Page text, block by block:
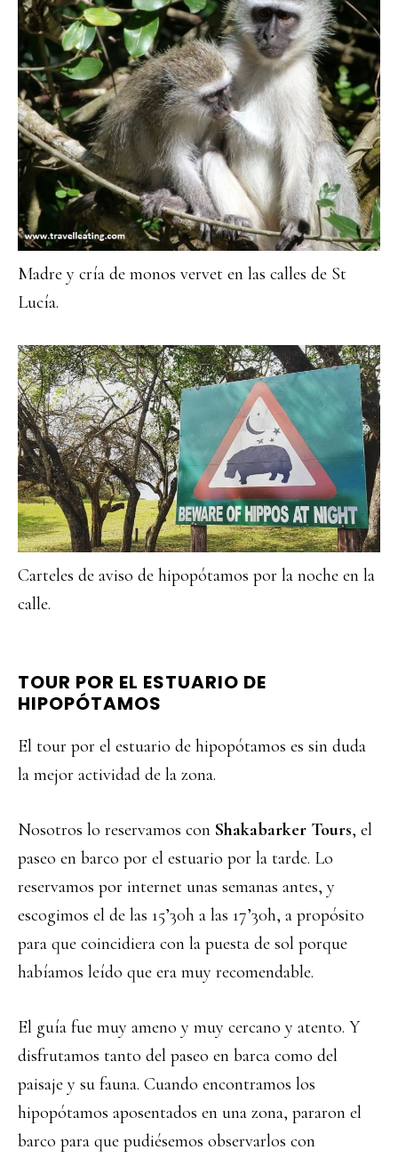
Madre y cría de monos vervet en las calles de St
Lucía.
Carteles de aviso de hipopótamos por la noche en la
calle.
TOUR POR EL ESTUARIO DE
HIPOPÓTAMOS
El tour por el estuario de hipopótamos es sin duda
la mejor actividad de la zona.
Nosotros lo reservamos con Shakabarker Tours, el
paseo en barco por el estuario por la tarde. Lo
reservamos por internet unas semanas antes, y
escogimos el de las 15’30h a las 17’30h, a propósito
para que coincidiera con la puesta de sol porque
habíamos leído que era muy recomendable.
El guía fue muy ameno y muy cercano y atento. Y
disfrutamos tanto del paseo en barca como del
paisaje y su fauna. Cuando encontramos los
hipopótamos aposentados en una zona, pararon el
barco para que pudiésemos observarlos con